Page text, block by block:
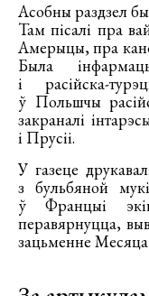
Асобны раздзел
Там пісалі пра
Амерыцы, пра
Была
і расійска-
ў Польшчы
закраналі
і Прусіі.
У газеце
з бульбяной
ў Францыі
перавярнуцца,
зацьменне